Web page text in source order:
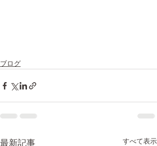
ブログ
最新記事 すべて表示